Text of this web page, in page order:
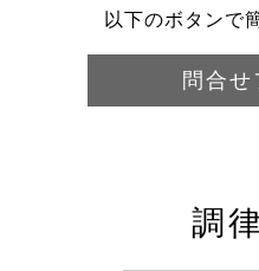
以下のボタンで
問合せ
調